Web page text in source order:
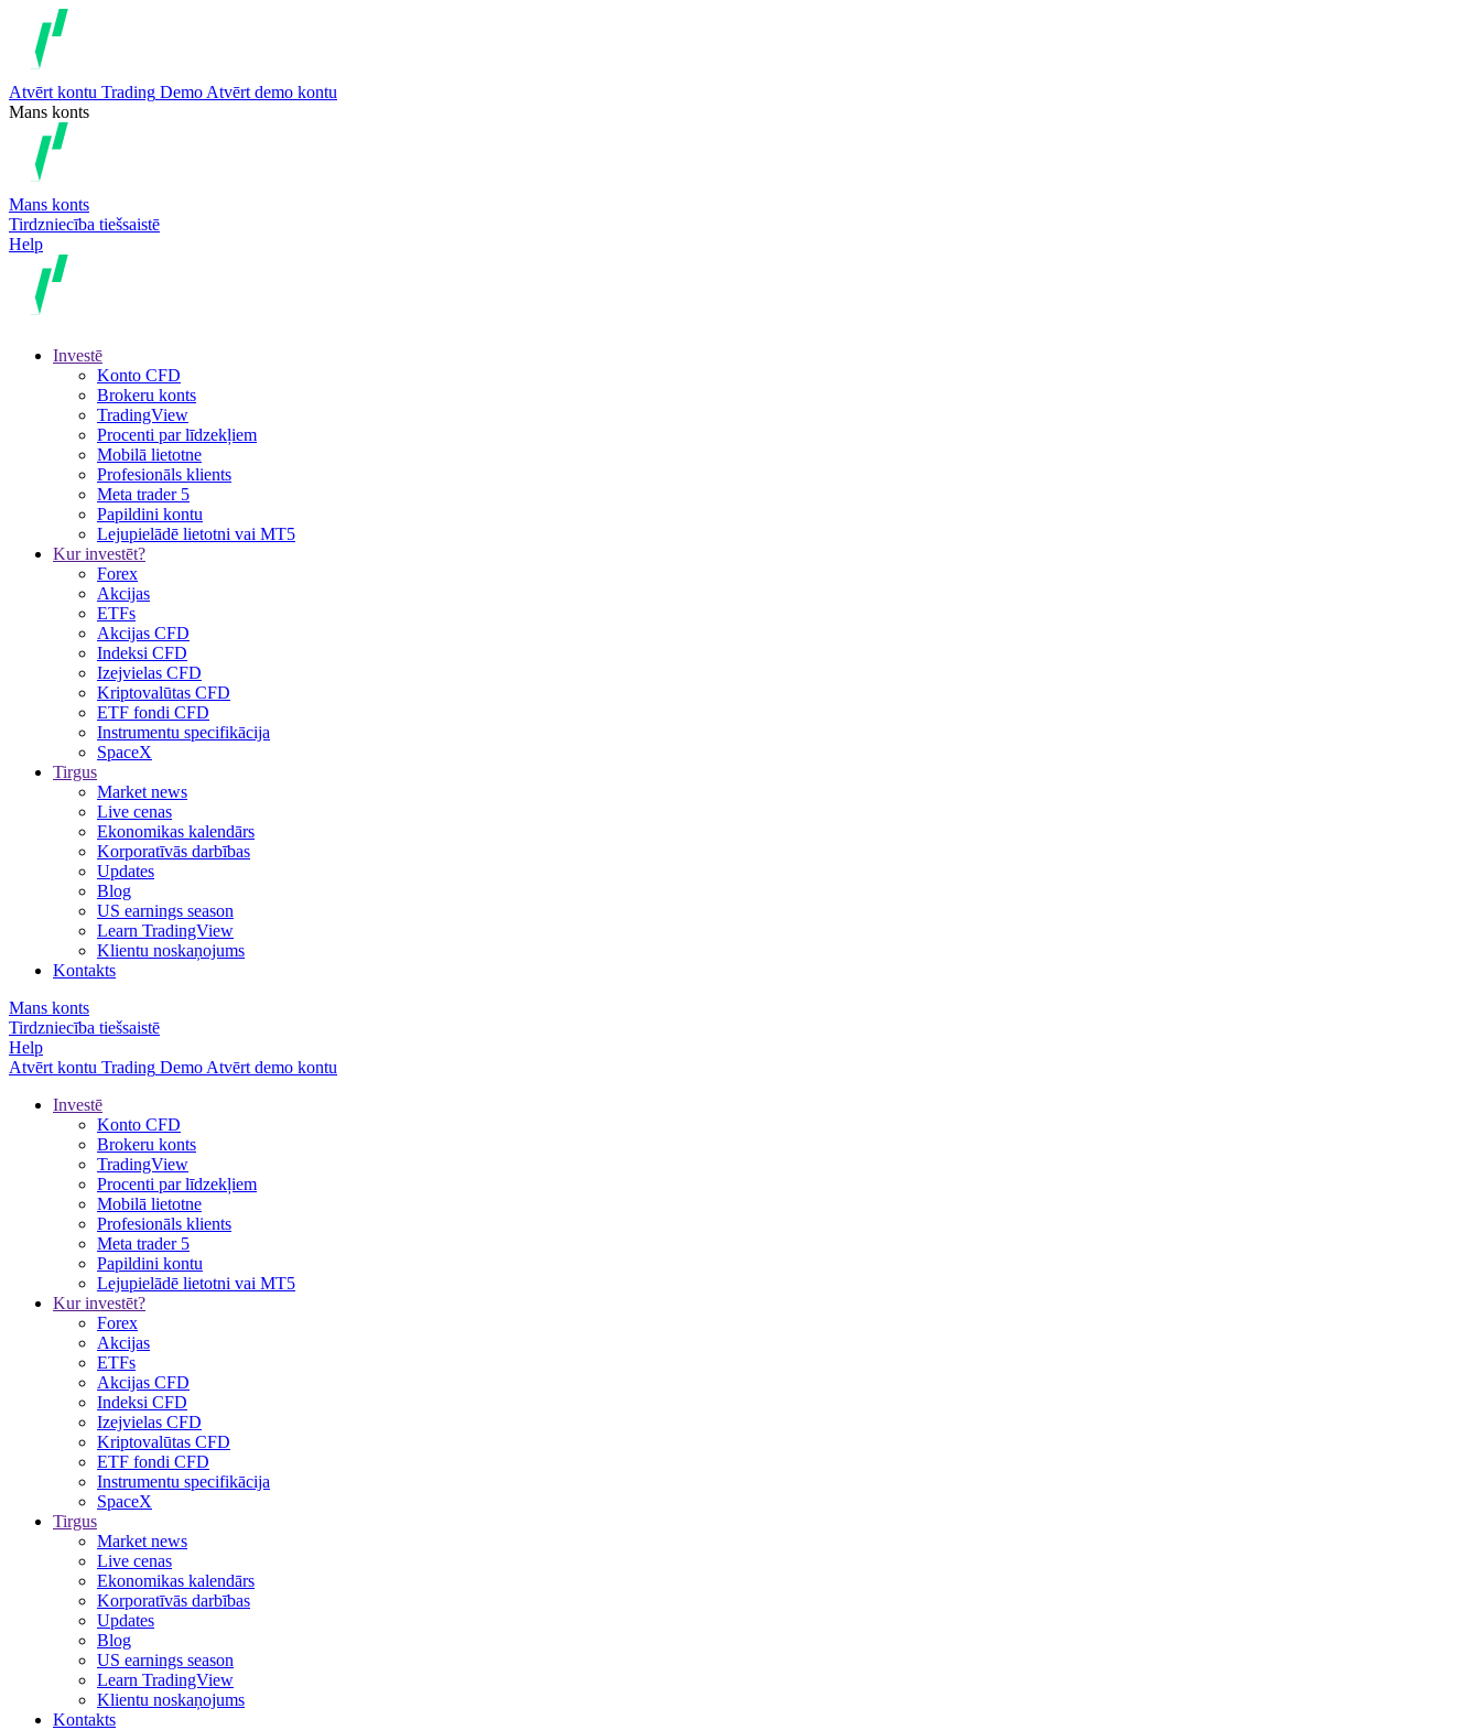
Atvērt kontu Trading Demo Atvērt demo kontu
Mans konts
Mans konts
Tirdzniecība tiešsaistē
Help
Investē
Konto CFD
Brokeru konts
TradingView
Procenti par līdzekļiem
Mobilā lietotne
Profesionāls klients
Meta trader 5
Papildini kontu
Lejupielādē lietotni vai MT5
Kur investēt?
Forex
Akcijas
ETFs
Akcijas CFD
Indeksi CFD
Izejvielas CFD
Kriptovalūtas CFD
ETF fondi CFD
Instrumentu specifikācija
SpaceX
Tirgus
Market news
Live cenas
Ekonomikas kalendārs
Korporatīvās darbības
Updates
Blog
US earnings season
Learn TradingView
Klientu noskaņojums
Kontakts
Mans konts
Tirdzniecība tiešsaistē
Help
Atvērt kontu Trading Demo Atvērt demo kontu
Investē
Konto CFD
Brokeru konts
TradingView
Procenti par līdzekļiem
Mobilā lietotne
Profesionāls klients
Meta trader 5
Papildini kontu
Lejupielādē lietotni vai MT5
Kur investēt?
Forex
Akcijas
ETFs
Akcijas CFD
Indeksi CFD
Izejvielas CFD
Kriptovalūtas CFD
ETF fondi CFD
Instrumentu specifikācija
SpaceX
Tirgus
Market news
Live cenas
Ekonomikas kalendārs
Korporatīvās darbības
Updates
Blog
US earnings season
Learn TradingView
Klientu noskaņojums
Kontakts